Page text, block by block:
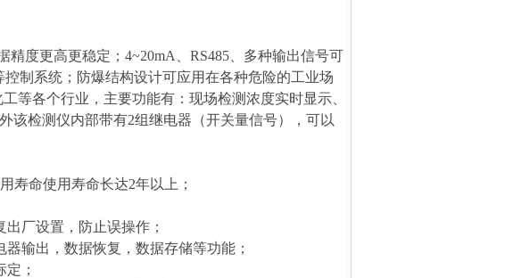
精度更高更稳定；4~20mA、RS485、多种输出信号可
制系统；防爆结构设计可应用在各种危险的工业场
等各个行业，主要功能有：现场检测浓度实时显示、
该检测仪内部带有2组继电器（开关量信号），可以
寿命使用寿命长达2年以上；
厂设置，防止误操作；
输出，数据恢复，数据存储等功能；
；